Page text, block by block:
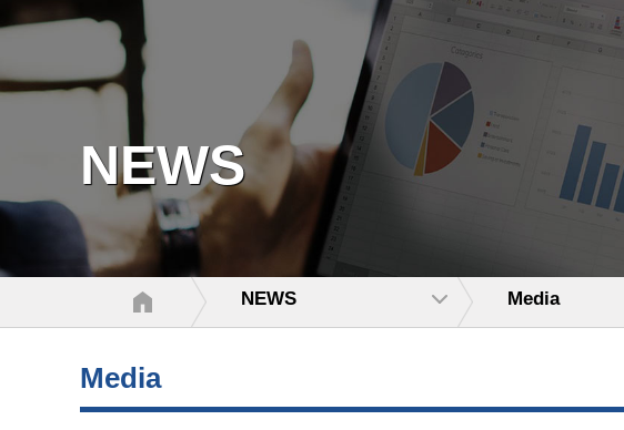
NEWS
NEWS Media
Media